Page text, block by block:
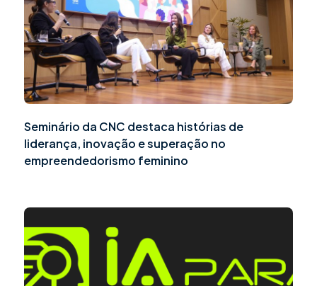
Seminário da CNC destaca histórias de
liderança, inovação e superação no
empreendedorismo feminino